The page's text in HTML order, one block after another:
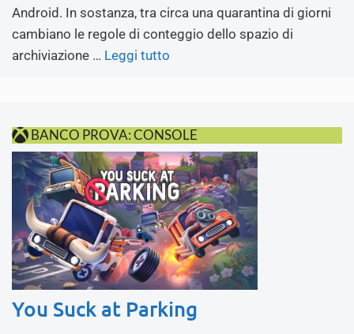
Android. In sostanza, tra circa una quarantina di giorni
cambiano le regole di conteggio dello spazio di
archiviazione … Leggi tutto
BANCO PROVA: CONSOLE
You Suck at Parking